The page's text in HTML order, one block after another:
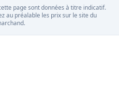
page sont données à titre indicatif.
au préalable les prix sur le site du